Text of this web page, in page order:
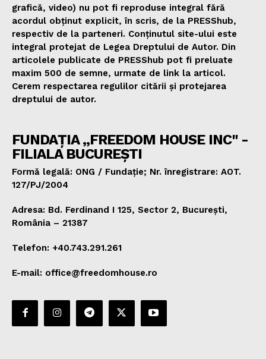
grafică, video) nu pot fi reproduse integral fără
acordul obținut explicit, în scris, de la PRESShub,
respectiv de la parteneri. Conținutul site-ului este
integral protejat de Legea Dreptului de Autor. Din
articolele publicate de PRESShub pot fi preluate
maxim 500 de semne, urmate de link la articol.
Cerem respectarea regulilor citării și protejarea
dreptului de autor.
FUNDAȚIA „FREEDOM HOUSE INC" -
FILIALA BUCUREȘTI
Formă legală: ONG / Fundație; Nr. înregistrare: AOT.
127/PJ/2004
Adresa: Bd. Ferdinand I 125, Sector 2, București,
România – 21387
Telefon: +40.743.291.261
E-mail: office@freedomhouse.ro